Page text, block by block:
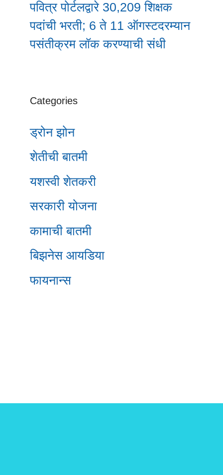
पवित्र पोर्टलद्वारे 30,209 शिक्षक
पदांची भरती; 6 ते 11 ऑगस्टदरम्यान
पसंतीक्रम लॉक करण्याची संधी
Categories
ड्रोन झोन
शेतीची बातमी
यशस्वी शेतकरी
सरकारी योजना
कामाची बातमी
बिझनेस आयडिया
फायनान्स